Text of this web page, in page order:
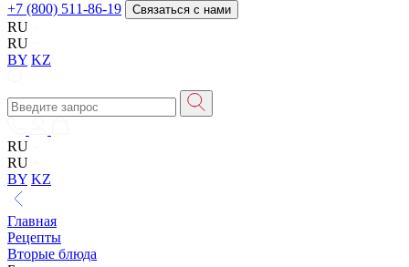
+7 (800) 511-86-19 Связаться с нами
RU
RU
BY KZ
RU
RU
BY KZ
Главная
Рецепты
Вторые блюда